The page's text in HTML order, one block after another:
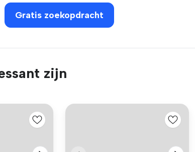
Gratis zoekopdracht
zijn